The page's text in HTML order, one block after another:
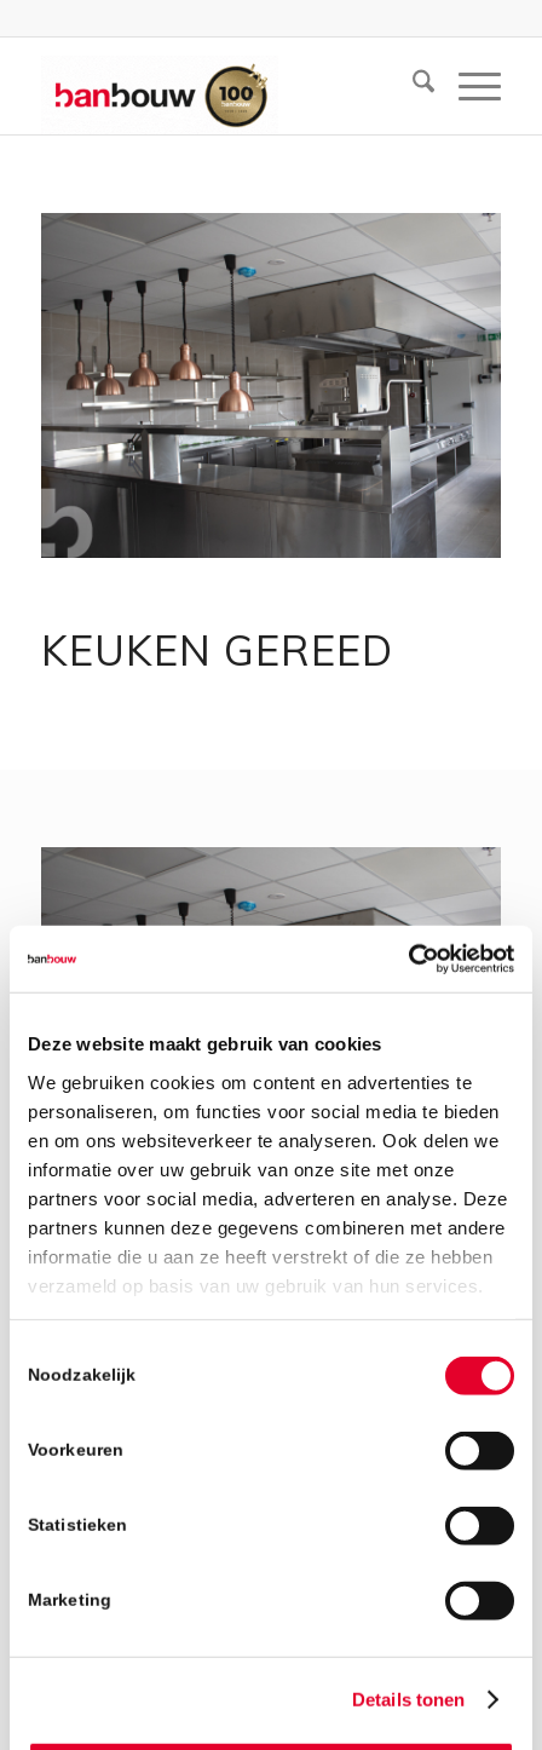
Deze website maakt gebruik van cookies
We gebruiken cookies om content en advertenties te
personaliseren, om functies voor social media te bieden
en om ons websiteverkeer te analyseren. Ook delen we
informatie over uw gebruik van onze site met onze
partners voor social media, adverteren en analyse. Deze
partners kunnen deze gegevens combineren met andere
informatie die u aan ze heeft verstrekt of die ze hebben
verzameld op basis van uw gebruik van hun services.
Noodzakelijk
Voorkeuren
Statistieken
Marketing
Details tonen
KEUKEN GEREED
11 juli 2019